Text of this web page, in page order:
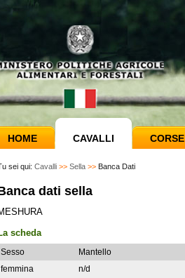
HOME CAVALLI CORSE
sei qui: Cavalli >> Sella >> Banca Dati
dati sella
scheda
Sesso Mantello
femmina
n/d